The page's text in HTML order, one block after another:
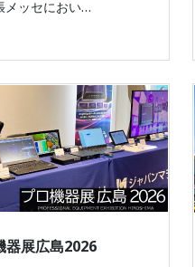
メッセにおい…
器展広島2026